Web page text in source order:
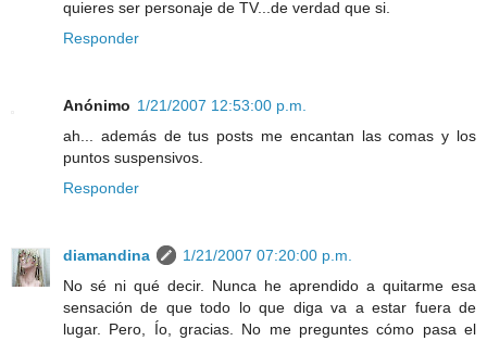
quieres ser personaje de TV...de verdad que si.
Responder
Anónimo 1/21/2007 12:53:00 p.m.
ah... además de tus posts me encantan las comas y los
puntos suspensivos.
Responder
diamandina
1/21/2007 07:20:00 p.m.
No sé ni qué decir. Nunca he aprendido a quitarme esa
sensación de que todo lo que diga va a estar fuera de
lugar. Pero, Ío, gracias. No me preguntes cómo pasa el